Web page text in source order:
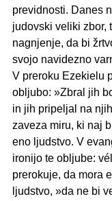
previdnosti. Danes
judovski veliki zbor,
nagnjenje, da bi
svojo navidezno
V preroku Ezekielu
obljubo: »Zbral jih
in jih pripeljal na
zaveza miru, ki naj
eno ljudstvo. V
ironijo te obljube:
prerokuje, da mora
ljudstvo, »da ne bi